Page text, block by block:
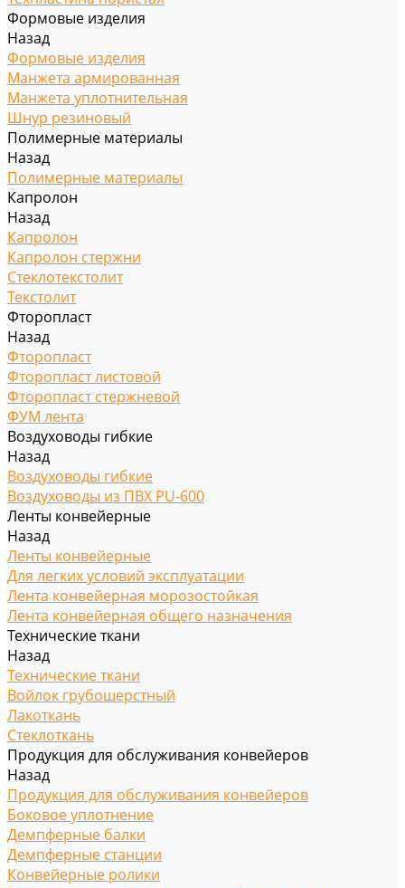
Формовые изделия
Назад
Формовые изделия
Манжета армированная
Манжета уплотнительная
Шнур резиновый
Полимерные материалы
Назад
Полимерные материалы
Капролон
Назад
Капролон
Капролон стержни
Стеклотекстолит
Текстолит
Фторопласт
Назад
Фторопласт
Фторопласт листовой
Фторопласт стержневой
ФУМ лента
Воздуховоды гибкие
Назад
Воздуховоды гибкие
Воздуховоды из ПВХ PU-600
Ленты конвейерные
Назад
Ленты конвейерные
Для легких условий эксплуатации
Лента конвейерная морозостойкая
Лента конвейерная общего назначения
Технические ткани
Назад
Технические ткани
Войлок грубошерстный
Лакоткань
Стеклоткань
Продукция для обслуживания конвейеров
Назад
Продукция для обслуживания конвейеров
Боковое уплотнение
Демпферные балки
Демпферные станции
Конвейерные ролики